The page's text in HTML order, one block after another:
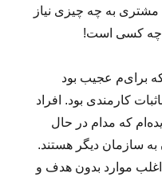
به چه چیزی نیاز
چه کسی است!
برای‌م عجیب بود
کارمندی بود. افراد
که مدام در حال
سازمان دیگر هستند.
اغلب موارد بدون هدف و